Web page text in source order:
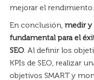
mejorar el rendimiento.
En conclusión, medir y
fundamental para el
SEO. Al definir los
KPIs de SEO, realizar
objetivos SMART y